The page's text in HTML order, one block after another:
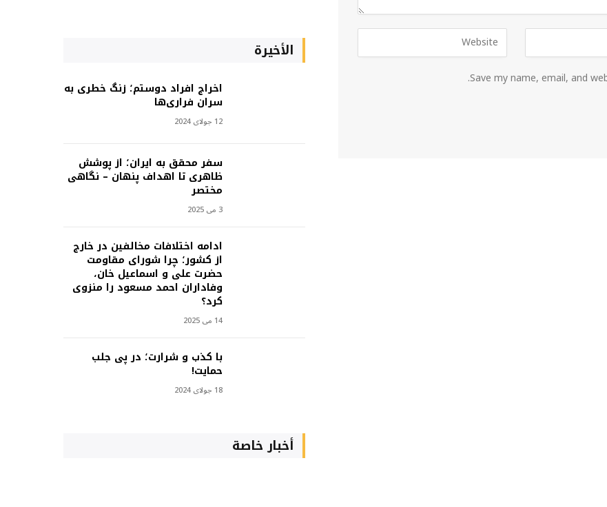
Save my name, email, and
الأخيرة
اخراج افراد دوستم؛ زنگ خطری به
سران فراری‌ها
12 جولای 2024
سفر محقق به ایران؛ از پوشش
ظاهری تا اهداف پنهان – نگاهی
مختصر
3 می 2025
ادامه اختلافات مخالفین در خارج
از کشور؛ چرا شورای مقاومت
حضرت علی و اسماعیل خان،
وفاداران احمد مسعود را منزوی
کرد؟
14 می 2025
با کذب و شرارت؛ در پی جلب
حمایت!
18 جولای 2024
أخبار خاصة